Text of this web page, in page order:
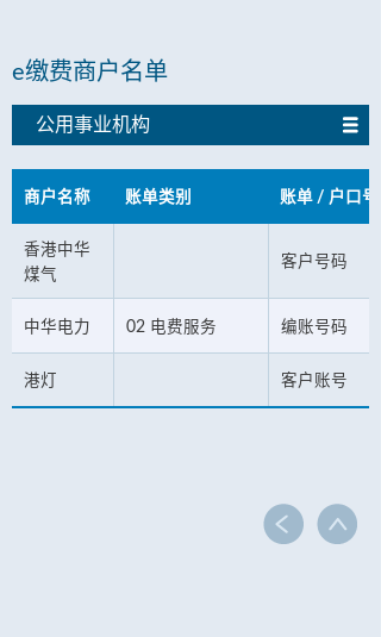
e缴费商户名单
公用事业机构
商户名称 账单类别 账单 / 户口号
香港中华
煤气
客户号码
中华电力 02 电费服务 编账号码
港灯 客户账号